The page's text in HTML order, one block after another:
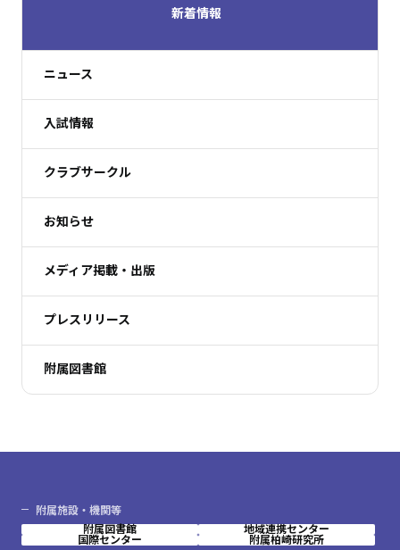
新着情報
ニュース
入試情報
クラブサークル
お知らせ
メディア掲載・出版
プレスリリース
附属図書館
附属施設・機関等
附属図書館
地域連携センター
国際センター
附属柏崎研究所